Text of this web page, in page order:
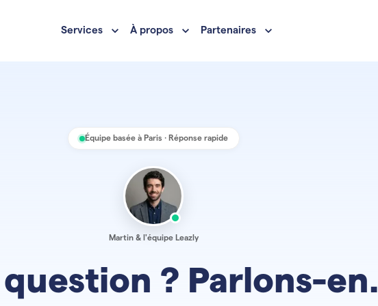
Services À propos Partenaires
Équipe basée à Paris · Réponse rapide
Martin & l'équipe Leazly
? Parlons-en.